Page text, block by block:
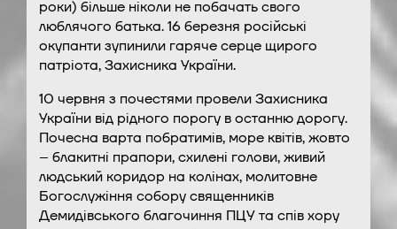
роки) більше ніколи не побачать свого
люблячого батька. 16 березня російські
окупанти зупинили гаряче серце щирого
патріота, Захисника України.
10 червня з почестями провели Захисника
України від рідного порогу в останню дорогу.
Почесна варта побратимів, море квітів, жовто
– блакитні прапори, схилені голови, живий
людський коридор на колінах, молитовне
Богослужіння собору священників
Демидівського благочиння ПЦУ та спів хору